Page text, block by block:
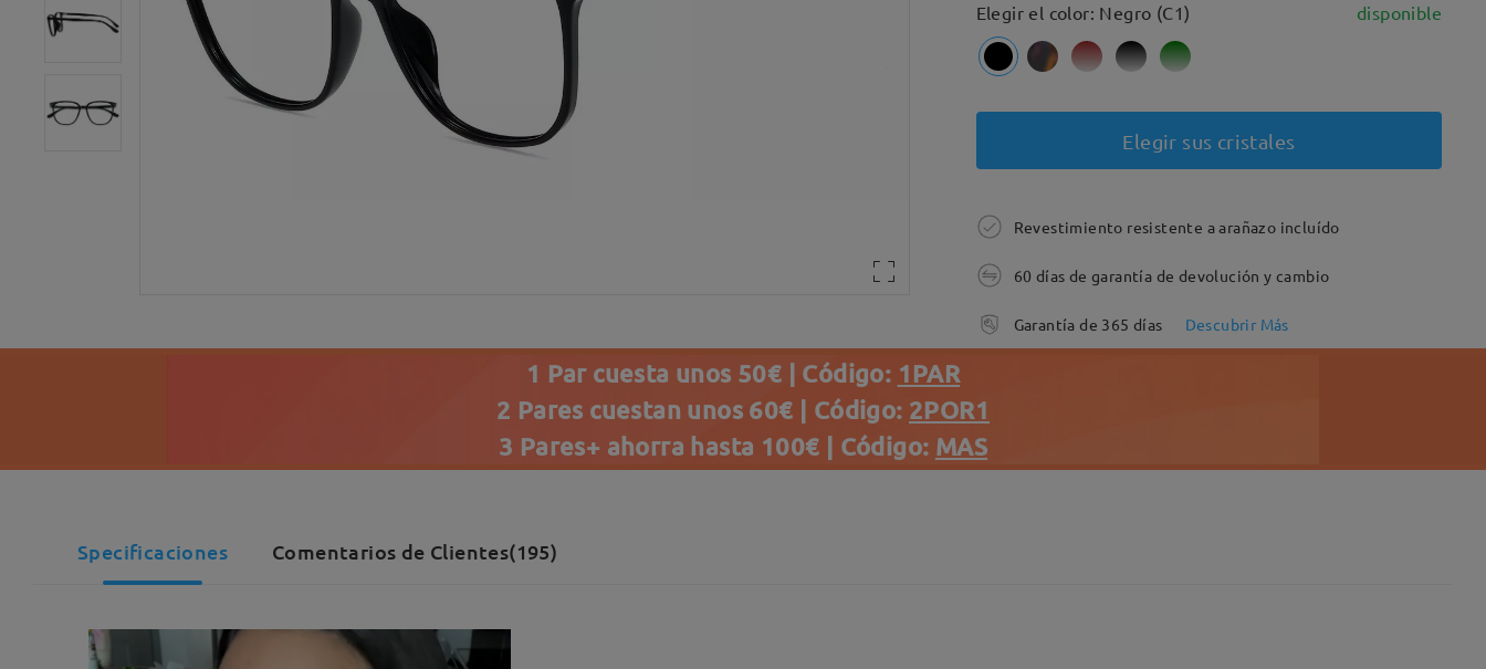
Elegir el color: Negro (C1) disponible
Elegir sus cristales
Revestimiento resistente a arañazo incluído
60 días de garantía de devolución y cambio
Garantía de 365 días Descubrir Más
1 Par cuesta unos 50€ | Código: 1PAR
2 Pares cuestan unos 60€ | Código: 2POR1
3 Pares+ ahorra hasta 100€ | Código: MAS
Specificaciones Comentarios de Clientes(195)